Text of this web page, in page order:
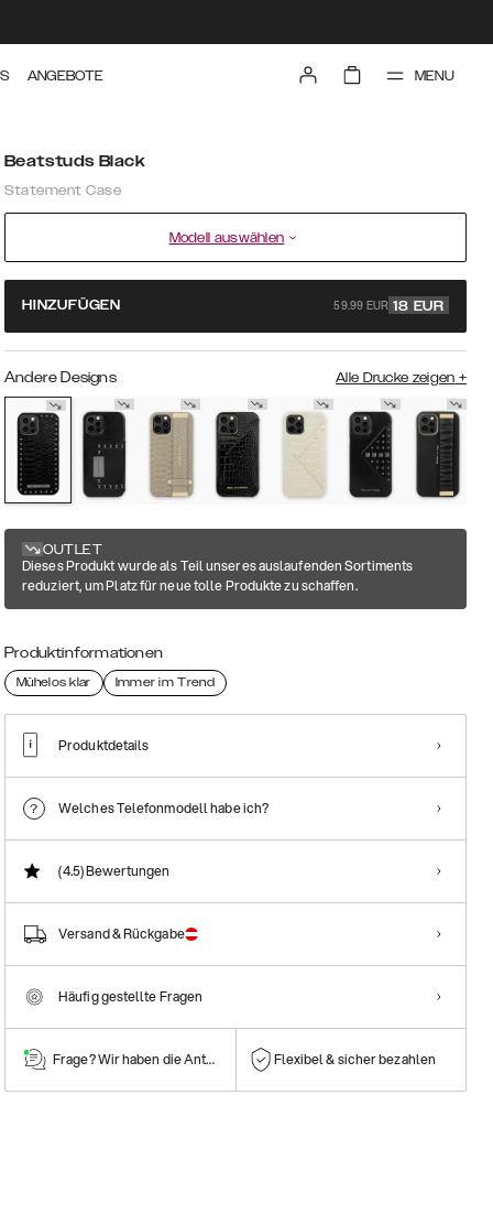
ANGEBOTE MENU
Beatstuds Black
Statement Case
Modell auswählen
HINZUFÜGEN 59.99 EUR 18 EUR
Andere Designs Alle Drucke zeigen +
OUTLET
Dieses Produkt wurde als Teil unseres auslaufenden Sortiments
reduziert, um Platz für neue tolle Produkte zu schaffen.
Produktinformationen
Mühelos klar Immer im Trend
Produktdetails
Welches Telefonmodell habe ich?
(4.5)Bewertungen
Versand & Rückgabe
Häufig gestellte Fragen
Frage? Wir haben die Antwort! Flexibel & sicher bezahlen